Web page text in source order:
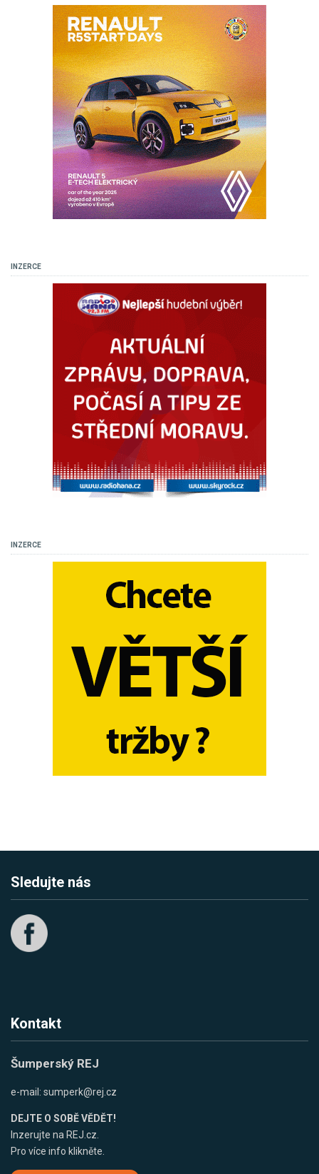
INZERCE
INZERCE
Sledujte nás
Kontakt
Šumperský REJ
e-mail: sumperk@rej.cz
DEJTE O SOBĚ VĚDĚT!
Inzerujte na REJ.cz.
Pro více info klikněte.